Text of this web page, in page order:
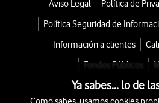
Aviso Legal
Política de
Política Seguridad de
Información a clientes
Fondos Públicos
Ya sabes... lo de